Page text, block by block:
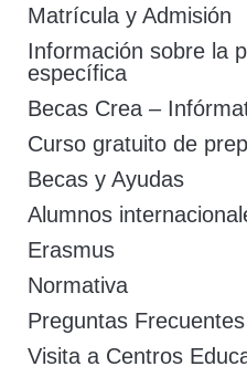
Matrícula y Admisión
Información sobre la
específica
Becas Crea –
Curso gratuito de
Becas y Ayudas
Alumnos
Erasmus
Normativa
Preguntas
Visita a Centros